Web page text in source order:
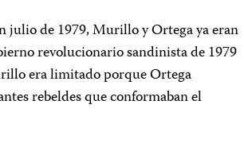
julio de 1979, Murillo y Ortega ya eran
revolucionario sandinista de 1979
era limitado porque Ortega
rebeldes que conformaban el